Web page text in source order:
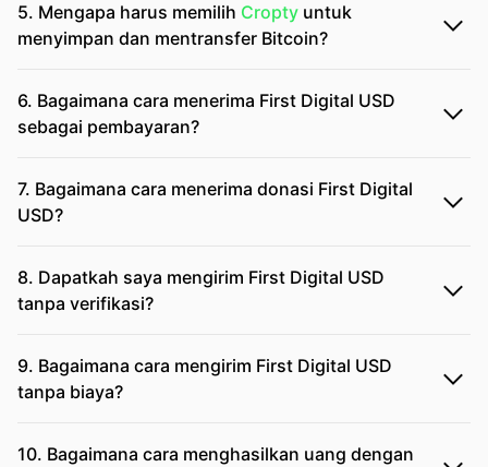
5. Mengapa harus memilih Cropty untuk
menyimpan dan mentransfer Bitcoin?
6. Bagaimana cara menerima First Digital USD
sebagai pembayaran?
7. Bagaimana cara menerima donasi First Digital
USD?
8. Dapatkah saya mengirim First Digital USD
tanpa verifikasi?
9. Bagaimana cara mengirim First Digital USD
tanpa biaya?
10. Bagaimana cara menghasilkan uang dengan